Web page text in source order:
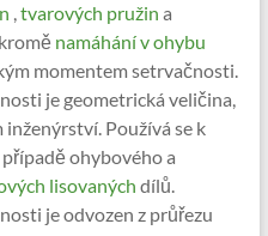
,tvarových pružin a
namáhání v ohybu
momentem setrvačnosti.
je geometrická veličina,
Používá se k
ohybového a
lisovaných dílů.
je odvozen z průřezu